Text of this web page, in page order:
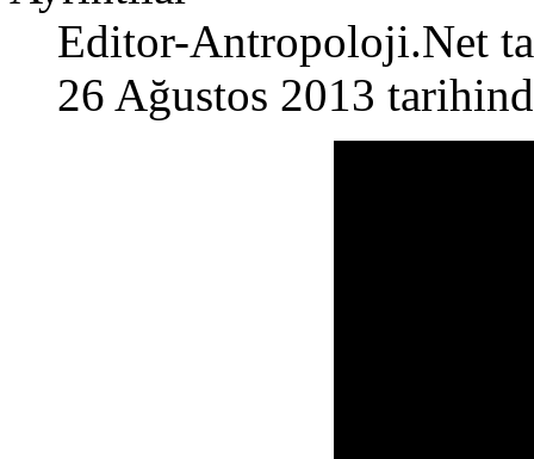
Editor-Antropoloji.Net
26 Ağustos 2013